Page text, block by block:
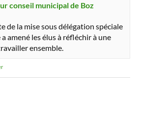
conseil municipal de Boz
de la mise sous délégation spéciale
amené les élus à réfléchir à une
ensemble.